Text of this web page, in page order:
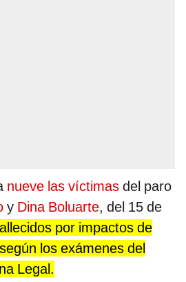
nueve las víctimas del paro
y Dina Boluarte, del 15 de
por impactos de
los exámenes del
Legal.